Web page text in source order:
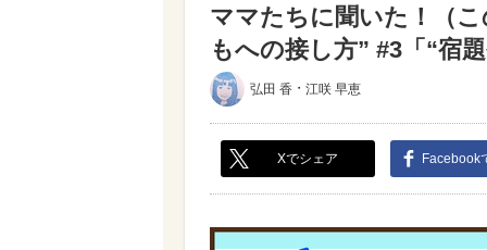
ママたちに聞いた！（
もへの接し方” #3「“宿
弘田 香 ・ 江咲 早恵
Xでシェア Facebook